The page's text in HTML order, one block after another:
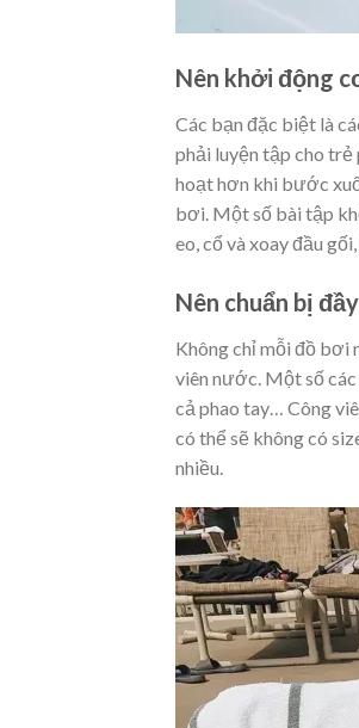
Nên khởi động
Các bạn đặc biệt là
phải luyện tập cho
hoạt hơn khi bước
bơi. Một số bài tập
eo, cổ và xoay đầu
Nên chuẩn bị
Không chỉ mỗi đồ bơi
viên nước. Một số
cả phao tay… Công
có thể sẽ không có
nhiều.